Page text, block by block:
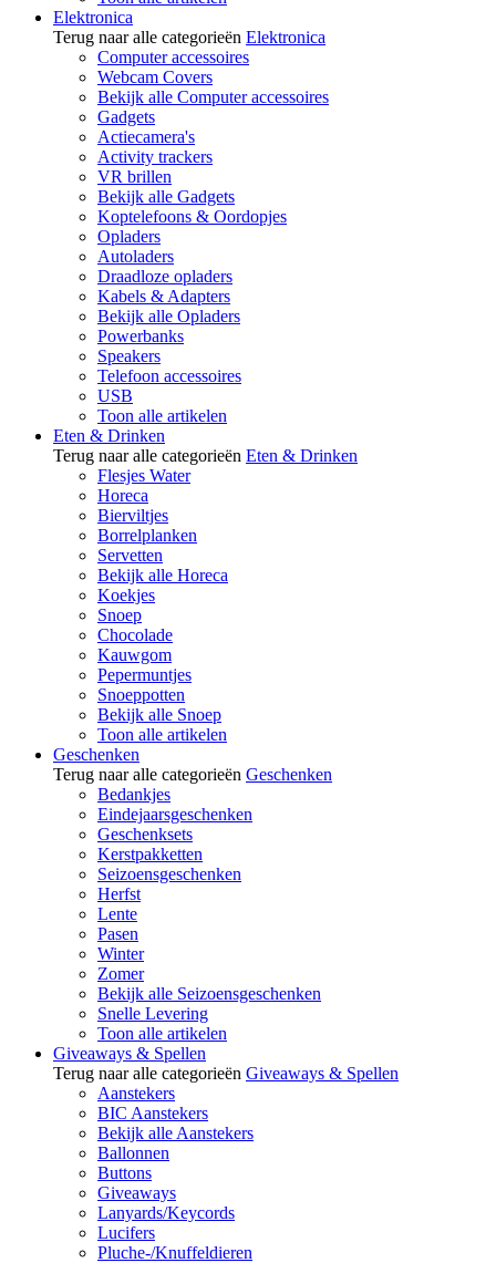
Elektronica
Terug naar alle categorieën Elektronica
Computer accessoires
Webcam Covers
Bekijk alle Computer accessoires
Gadgets
Actiecamera's
Activity trackers
VR brillen
Bekijk alle Gadgets
Koptelefoons & Oordopjes
Opladers
Autoladers
Draadloze opladers
Kabels & Adapters
Bekijk alle Opladers
Powerbanks
Speakers
Telefoon accessoires
USB
Toon alle artikelen
Eten & Drinken
Terug naar alle categorieën Eten & Drinken
Flesjes Water
Horeca
Bierviltjes
Borrelplanken
Servetten
Bekijk alle Horeca
Koekjes
Snoep
Chocolade
Kauwgom
Pepermuntjes
Snoeppotten
Bekijk alle Snoep
Toon alle artikelen
Geschenken
Terug naar alle categorieën Geschenken
Bedankjes
Eindejaarsgeschenken
Geschenksets
Kerstpakketten
Seizoensgeschenken
Herfst
Lente
Pasen
Winter
Zomer
Bekijk alle Seizoensgeschenken
Snelle Levering
Toon alle artikelen
Giveaways & Spellen
Terug naar alle categorieën Giveaways & Spellen
Aanstekers
BIC Aanstekers
Bekijk alle Aanstekers
Ballonnen
Buttons
Giveaways
Lanyards/Keycords
Lucifers
Pluche-/Knuffeldieren